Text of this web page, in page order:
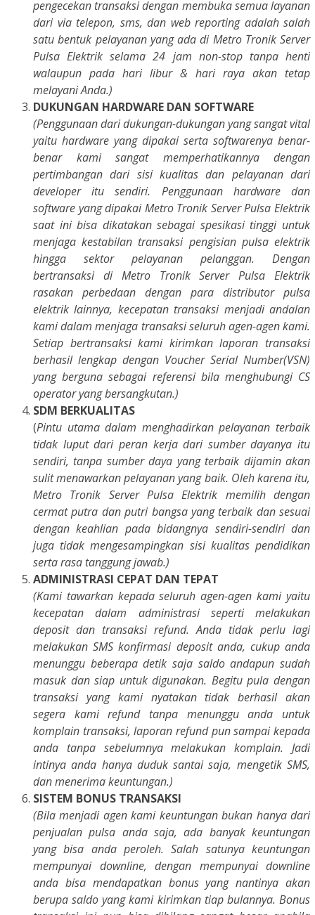
pengecekan transaksi dengan membuka semua layanan
dari via telepon, sms, dan web reporting adalah salah
satu bentuk pelayanan yang ada di Metro Tronik Server
Pulsa Elektrik selama 24 jam non-stop tanpa henti
walaupun pada hari libur & hari raya akan tetap
melayani Anda.)
DUKUNGAN HARDWARE DAN SOFTWARE
(Penggunaan dari dukungan-dukungan yang sangat vital
yaitu hardware yang dipakai serta softwarenya benar-
benar kami sangat memperhatikannya dengan
pertimbangan dari sisi kualitas dan pelayanan dari
developer itu sendiri. Penggunaan hardware dan
software yang dipakai Metro Tronik Server Pulsa Elektrik
saat ini bisa dikatakan sebagai spesikasi tinggi untuk
menjaga kestabilan transaksi pengisian pulsa elektrik
hingga sektor pelayanan pelanggan. Dengan
bertransaksi di Metro Tronik Server Pulsa Elektrik
rasakan perbedaan dengan para distributor pulsa
elektrik lainnya, kecepatan transaksi menjadi andalan
kami dalam menjaga transaksi seluruh agen-agen kami.
Setiap bertransaksi kami kirimkan laporan transaksi
berhasil lengkap dengan Voucher Serial Number(VSN)
yang berguna sebagai referensi bila menghubungi CS
operator yang bersangkutan.)
SDM BERKUALITAS
(Pintu utama dalam menghadirkan pelayanan terbaik
tidak luput dari peran kerja dari sumber dayanya itu
sendiri, tanpa sumber daya yang terbaik dijamin akan
sulit menawarkan pelayanan yang baik. Oleh karena itu,
Metro Tronik Server Pulsa Elektrik memilih dengan
cermat putra dan putri bangsa yang terbaik dan sesuai
dengan keahlian pada bidangnya sendiri-sendiri dan
juga tidak mengesampingkan sisi kualitas pendidikan
serta rasa tanggung jawab.)
ADMINISTRASI CEPAT DAN TEPAT
(Kami tawarkan kepada seluruh agen-agen kami yaitu
kecepatan dalam administrasi seperti melakukan
deposit dan transaksi refund. Anda tidak perlu lagi
melakukan SMS konfirmasi deposit anda, cukup anda
menunggu beberapa detik saja saldo andapun sudah
masuk dan siap untuk digunakan. Begitu pula dengan
transaksi yang kami nyatakan tidak berhasil akan
segera kami refund tanpa menunggu anda untuk
komplain transaksi, laporan refund pun sampai kepada
anda tanpa sebelumnya melakukan komplain. Jadi
intinya anda hanya duduk santai saja, mengetik SMS,
dan menerima keuntungan.)
SISTEM BONUS TRANSAKSI
(Bila menjadi agen kami keuntungan bukan hanya dari
penjualan pulsa anda saja, ada banyak keuntungan
yang bisa anda peroleh. Salah satunya keuntungan
mempunyai downline, dengan mempunyai downline
anda bisa mendapatkan bonus yang nantinya akan
berupa saldo yang kami kirimkan tiap bulannya. Bonus